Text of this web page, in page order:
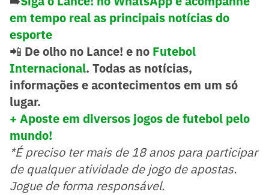
em tempo real as principais notícias do
esporte
📲 De olho no Lance! e no Futebol
Internacional. Todas as notícias,
informações e acontecimentos em um só
lugar.
+ Aposte em diversos jogos de futebol pelo
mundo!
*É preciso ter mais de 18 anos para participar
de qualquer atividade de jogo de apostas.
Jogue de forma responsável.